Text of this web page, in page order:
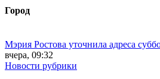
Город
Мэрия Ростова уточнила адреса
вчера, 09:32
Новости рубрики